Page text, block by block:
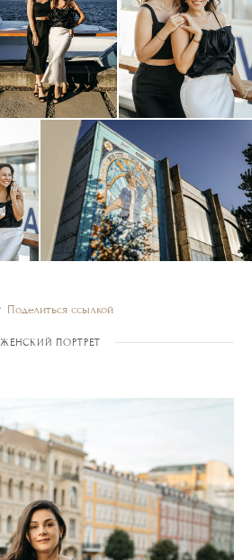
Поделиться ссылкой
ЖЕНСКИЙ ПОРТРЕТ